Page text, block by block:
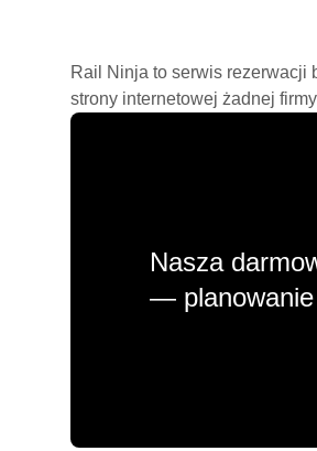
Rail Ninja to serwis rezerwacji
strony internetowej żadnej
Nasza
— planowanie